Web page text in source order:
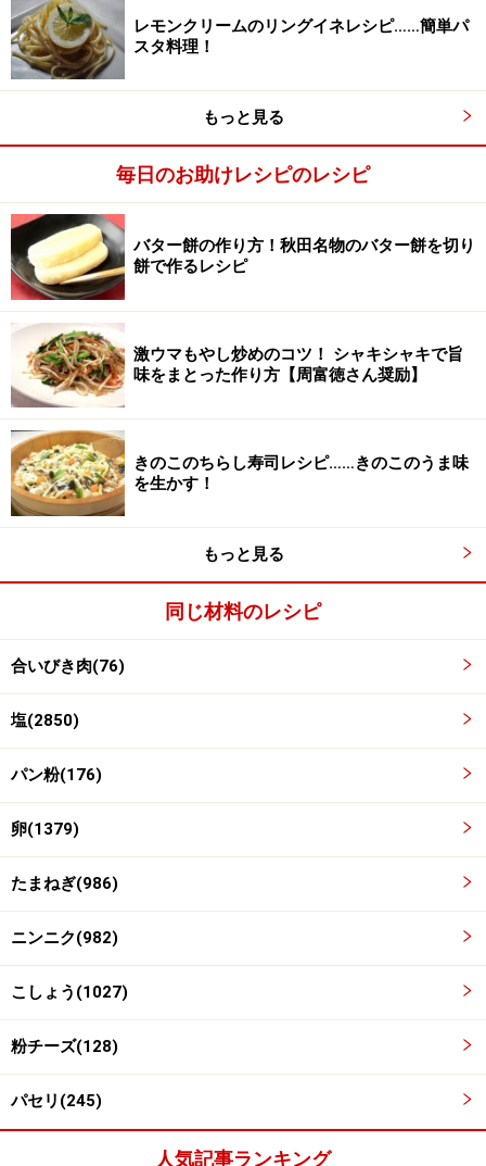
200ccで伸ばし、レンジで1分加熱しては混ぜてを3回く
り返し、塩とこしょうで調味する。
レンジホワイトソースの詳しい作り方はこちら
トマトソースを用意する
トマトソースは市販のものを用意するか、電子レンジで
作る。
■レンジトマトソースの詳しい作り方はこちら。
レモンクリームのリングイネレシピ……簡単パ
スタ料理！
もっと見る
毎日のお助けレシピのレシピ
バター餅の作り方！秋田名物のバター餅を切り
餅で作るレシピ
激ウマもやし炒めのコツ！ シャキシャキで旨
味をまとった作り方【周富徳さん奨励】
きのこのちらし寿司レシピ……きのこのうま味
を生かす！
もっと見る
同じ材料のレシピ
合いびき肉(76)
塩(2850)
パン粉(176)
卵(1379)
たまねぎ(986)
ニンニク(982)
こしょう(1027)
粉チーズ(128)
パセリ(245)
人気記事ランキング